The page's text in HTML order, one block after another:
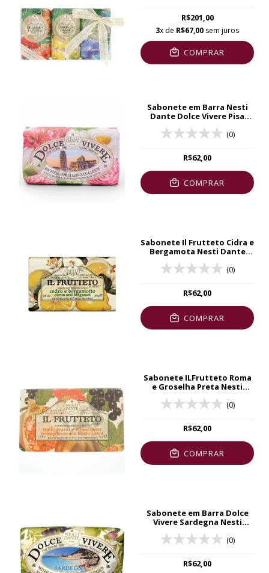
R$201,00
3x de R$67,00 sem juros
COMPRAR
Sabonete em Barra Nesti
Dante Dolce Vivere Pisa
250g
(0)
R$62,00
COMPRAR
Sabonete Il Frutteto Cidra e
Bergamota Nesti Dante
250g
(0)
R$62,00
COMPRAR
Sabonete ILFrutteto Roma
e Groselha Preta Nesti
Dante 250g
(0)
R$62,00
COMPRAR
Sabonete em Barra Dolce
Vivere Sardegna Nesti
Dante 250g
(0)
R$62,00